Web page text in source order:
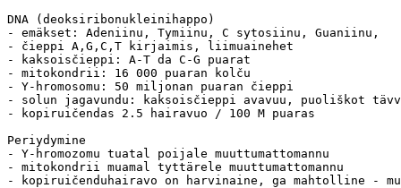
DNA (deoksiribonukleinihappo)
- emäkset: Adeniinu, Tymiinu, C sytosiinu, Guaniinu,
- čieppi A,G,C,T kirjaimis, liimuainehet
- kaksoisčieppi: A-T da C-G puarat
- mitokondrii: 16 000 puaran kolču
- Y-hromosomu: 50 miljonan puaran čieppi
- solun jagavundu: kaksoisčieppi avavuu, puoliškot
- kopiruičendas 2.5 hairavuo / 100 M puaras
Periydymine
- Y-hromozomu tuatal poijale muuttumattomannu
- mitokondrii muamal tyttärele muuttumattomannu
- kopiruičenduhairavo on harvinaine, ga mahtolline -